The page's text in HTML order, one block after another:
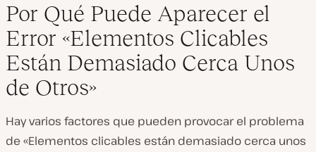
Por Qué Puede Aparecer el
Error «Elementos Clicables
Están Demasiado Cerca Unos
de Otros»
Hay varios factores que pueden provocar el problema
de «Elementos clicables están demasiado cerca unos